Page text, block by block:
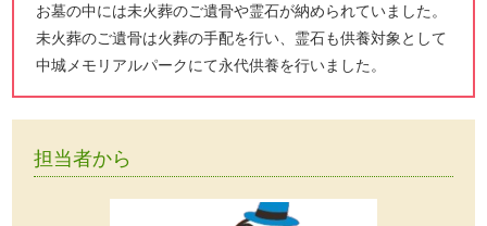
お墓の中には未火葬のご遺骨や霊石が納められていました。
未火葬のご遺骨は火葬の手配を行い、霊石も供養対象として
中城メモリアルパークにて永代供養を行いました。
担当者から